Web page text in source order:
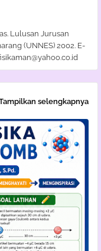
Lulusan Jurusan
(UNNES) 2002. E-
selengkapnya